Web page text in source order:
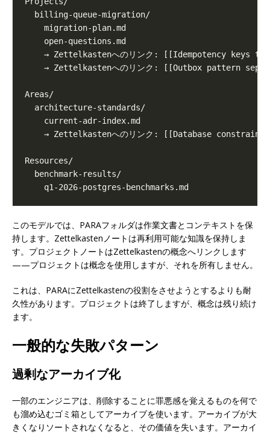
このモデルでは、PARAフォルダは作業文書とコンテキストを保
持します。Zettelkastenノートは再利用可能な知識を保持しま
す。プロジェクトノートはZettelkastenの概念へリンクします
——プロジェクトは概念を使用しますが、それを所有しません。
これは、PARAにZettelkastenの役割をさせようとするよりも耐
久性があります。プロジェクトは終了しますが、概念は残り続け
ます。
一般的な失敗パターン
過剰なアーカイブ化
一部のエンジニアは、削除することに罪悪感を覚えるものを何で
も溜め込むゴミ箱としてアーカイブを使います。アーカイブが大
きくなりソートされなくなると、その価値を失います。アーカイ